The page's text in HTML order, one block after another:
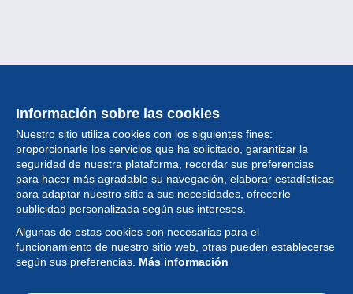
Información sobre las cookies
Nuestro sitio utiliza cookies con los siguientes fines:
proporcionarle los servicios que ha solicitado, garantizar la
seguridad de nuestra plataforma, recordar sus preferencias
para hacer más agradable su navegación, elaborar estadísticas
para adaptar nuestro sitio a sus necesidades, ofrecerle
publicidad personalizada según sus intereses.
Algunas de estas cookies son necesarias para el
funcionamiento de nuestro sitio web, otras pueden establecerse
según sus preferencias. Más información
Colección
Noticias
Funcionalidad